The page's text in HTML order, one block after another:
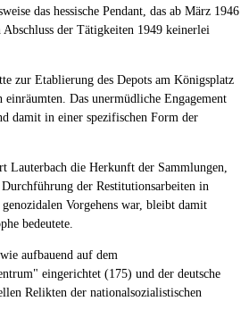
das hessische Pendant, das ab März 1946
der Tätigkeiten 1949 keinerlei
zur Etablierung des Depots am Königsplatz
Das unermüdliche Engagement
damit in einer spezifischen Form der
Lauterbach die Herkunft der Sammlungen,
der Restitutionsarbeiten in
Vorgehens war, bleibt damit
bedeutete.
aufbauend auf dem
eingerichtet (175) und der deutsche
Relikten der nationalsozialistischen